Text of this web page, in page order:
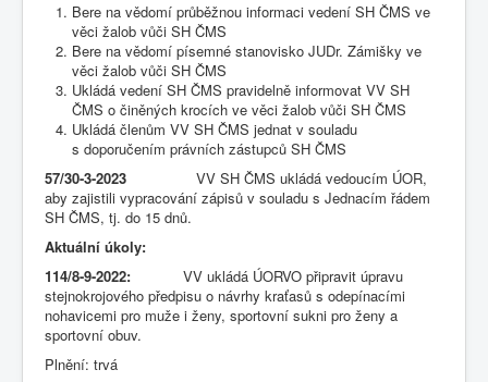
Bere na vědomí průběžnou informaci vedení SH ČMS ve
věci žalob vůči SH ČMS
Bere na vědomí písemné stanovisko JUDr. Zámišky ve
věci žalob vůči SH ČMS
Ukládá vedení SH ČMS pravidelně informovat VV SH
ČMS o činěných krocích ve věci žalob vůči SH ČMS
Ukládá členům VV SH ČMS jednat v souladu
s doporučením právních zástupců SH ČMS
57/30-3-2023
VV SH ČMS ukládá vedoucím ÚOR,
aby zajistili vypracování zápisů v souladu s Jednacím řádem
SH ČMS, tj. do 15 dnů.
Aktuální úkoly:
114/8-9-2022:
VV ukládá ÚORVO připravit úpravu
stejnokrojového předpisu o návrhy kraťasů s odepínacími
nohavicemi pro muže i ženy, sportovní sukni pro ženy a
sportovní obuv.
Plnění: trvá